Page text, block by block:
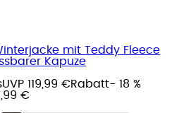
mit Teddy Fleece
Kapuze
UVP 119,99 €Rabatt- 18 %
€